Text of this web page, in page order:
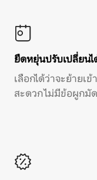
ยืดหยุ่นปรับเปลี่ยนไ
เลือกได้ว่าจะย้ายเ
สะดวก ไม่มีข้อผูกมั